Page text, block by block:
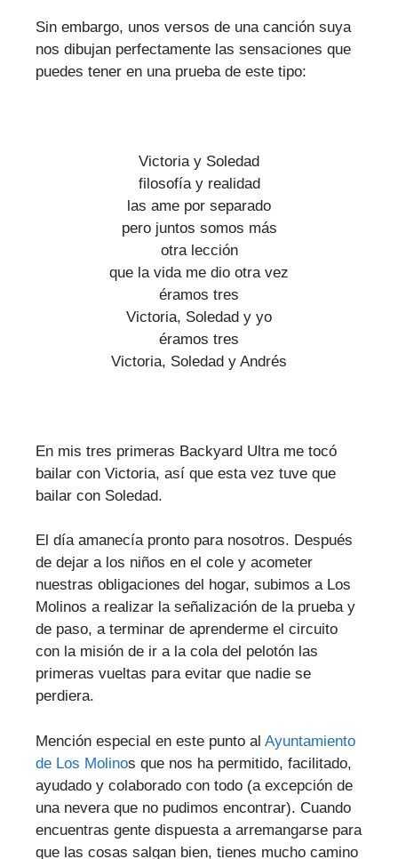
Sin embargo, unos versos de una canción suya
nos dibujan perfectamente las sensaciones que
puedes tener en una prueba de este tipo:
Victoria y Soledad
filosofía y realidad
las ame por separado
pero juntos somos más
otra lección
que la vida me dio otra vez
éramos tres
Victoria, Soledad y yo
éramos tres
Victoria, Soledad y Andrés
En mis tres primeras Backyard Ultra me tocó
bailar con Victoria, así que esta vez tuve que
bailar con Soledad.
El día amanecía pronto para nosotros. Después
de dejar a los niños en el cole y acometer
nuestras obligaciones del hogar, subimos a Los
Molinos a realizar la señalización de la prueba y
de paso, a terminar de aprenderme el circuito
con la misión de ir a la cola del pelotón las
primeras vueltas para evitar que nadie se
perdiera.
Mención especial en este punto al Ayuntamiento
de Los Molinos que nos ha permitido, facilitado,
ayudado y colaborado con todo (a excepción de
una nevera que no pudimos encontrar). Cuando
encuentras gente dispuesta a arremangarse para
que las cosas salgan bien, tienes mucho camino